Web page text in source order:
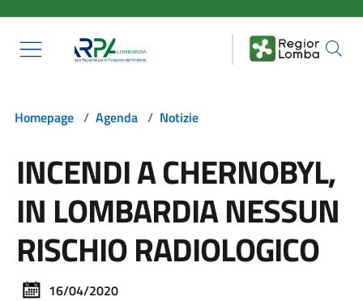
Homepage / Agenda / Notizie
INCENDI A CHERNOBYL,
IN LOMBARDIA NESSUN
RISCHIO RADIOLOGICO
16/04/2020